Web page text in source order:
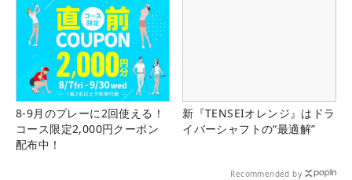
8-9月のプレーに2回使える！
コース限定2,000円クーポン
配布中！
新『TENSEIオレンジ』はドラ
イバーシャフトの“最適解”
Recommended by